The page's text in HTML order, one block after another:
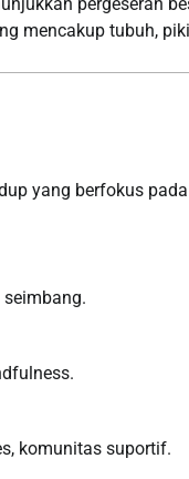
mencakup tubuh,
yang berfokus
komunitas suportif.